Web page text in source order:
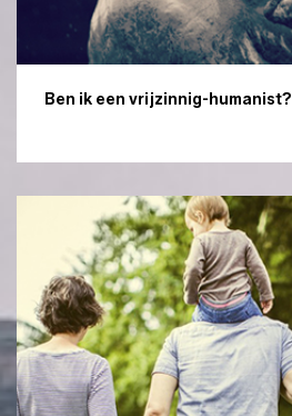
Ben ik een vrijzinnig-humanist?